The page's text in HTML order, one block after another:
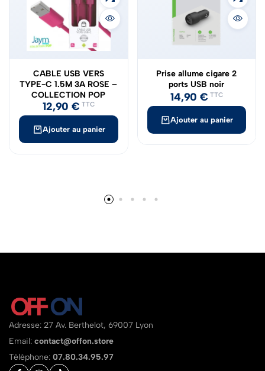
Ajouter au panier
CABLE USB VERS
TYPE-C 1.5M 3A ROSE –
COLLECTION POP
12,90€ TTC
Ajouter au panier
Prise allume cigare 2
ports USB noir
14,90€ TTC
Adresse: 27 Av. Berthelot, 69007 Lyon
Email: contact@offon.store
Téléphone: 07.80.34.95.97